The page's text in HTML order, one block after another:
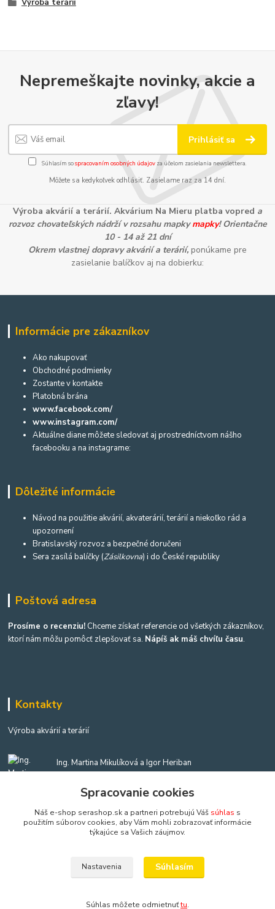
Výroba terárií
Nepremeškajte novinky, akcie a
zľavy!
Prihlásiť sa
Súhlasím sospracovaním osobných údajov za účelom zasielania newslettera.
Môžete sa kedykoľvek odhlásiť. Zasielame raz za 14 dní.
Výroba akvárií a terárií. Akvárium Na Mieru platba vopred a
rozvoz chovateľských nádrží v rozsahu mapkymapky! Orientačne
10 - 14 až 21 dní
Okrem vlastnej dopravy akvárií a terárií, ponúkame pre
zasielanie balíčkov aj na dobierku:
Informácie pre zákazníkov
Ako nakupovať
Obchodné podmienky
Zostante v kontakte
Platobná brána
www.facebook.com/
www.instagram.com/
Aktuálne diane môžete sledovať aj prostredníctvom nášho
facebooku a na instagrame:
Dôležité informácie
Návod na použitie akvárií, akvaterárií, terárií a niekoľko rád a
upozornení
Bratislavský rozvoz a bezpečné doručeni
Sera zasílá balíčky (Zásilkovna) i do České republiky
Poštová adresa
Prosíme o recenziu! Chceme získať referencie od všetkých zákazníkov,
ktorí nám môžu pomôcť zlepšovať sa. Nápíš ak máš chvíľu času.
Kontakty
Výroba akvárií a terárií
Ing. Martina Mikulíková a Igor Heriban
+421903360646
(Po-Pia, 8-16 hod.)
akvaria@akvaria.sk
Copyright: AkvaShop s.r.o. • 1999 - 2024 • IBAN: SK9583300000002201237425
Spracovanie cookies
Náš e-shop serashop.sk a partneri potrebujú Váš súhlas s
použitím súborov cookies, aby Vám mohli zobrazovať informácie
týkajúce sa Vašich záujmov.
Nastavenia Súhlasím
Súhlas môžete odmietnuťtu.